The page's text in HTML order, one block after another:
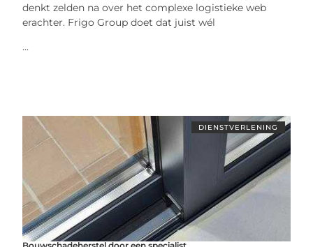
denkt zelden na over het complexe logistieke web
erachter. Frigo Group doet dat juist wél
...
DIENSTVERLENING